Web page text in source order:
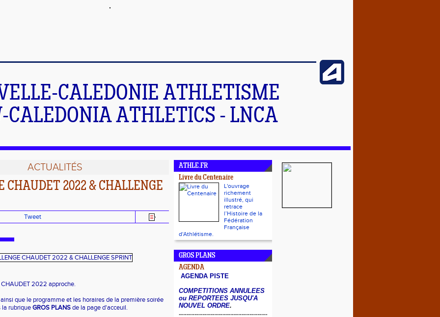
CALEDONIE ATHLETISME
CALEDONIA ATHLETICS - LNCA
ACTUALITÉS
CHAUDET 2022 & CHALLENGE
Tweet
2022 approche.
que le programme et les horaires de la première soirée
la rubriqueGROS PLANSde la page d'acceuil.
ATHLE.FR
Livre du Centenaire
L'ouvrage
richement
illustré, qui
retrace
l’Histoire de la
Fédération
Française
d'Athlétisme.
GROS PLANS
AGENDA
AGENDA PISTE
COMPETITIONS ANNULEES
ou REPORTEES JUSQU'A
NOUVEL ORDRE.